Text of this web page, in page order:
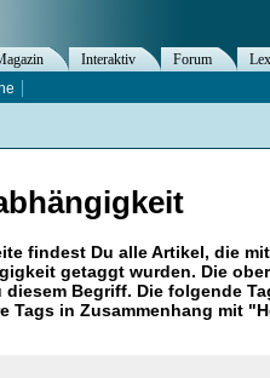
findest Du alle Artikel, die
getaggt wurden. Die
diesem Begriff. Die folgende
Tags in Zusammenhang mit "
Interaktiv Forum